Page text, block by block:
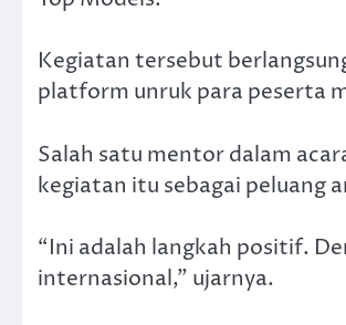
Kegiatan tersebut
platform unruk para peserta
Salah satu mentor dalam
kegiatan itu sebagai peluang
“Ini adalah langkah positif.
internasional,” ujarnya.